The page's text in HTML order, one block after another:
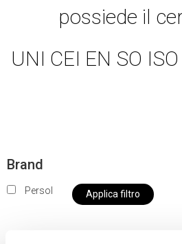
possiede il
UNI CEI EN SO
Brand
Persol Applica filtro